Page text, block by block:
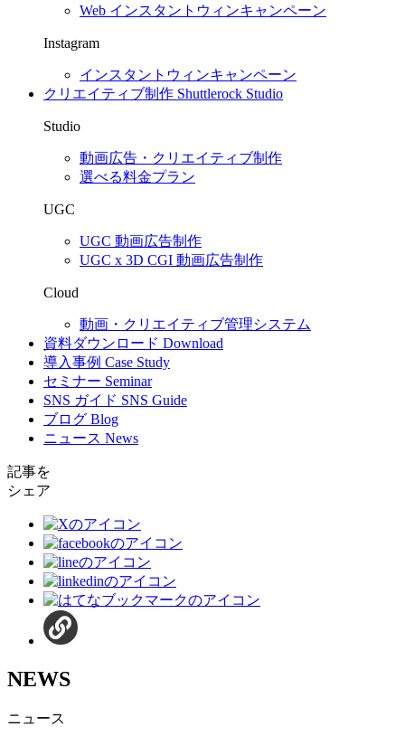
Web インスタントウィンキャンペーン
Instagram
インスタントウィンキャンペーン
クリエイティブ制作 Shuttlerock Studio
Studio
動画広告・クリエイティブ制作
選べる料金プラン
UGC
UGC 動画広告制作
UGC x 3D CGI 動画広告制作
Cloud
動画・クリエイティブ管理システム
資料ダウンロード Download
導入事例 Case Study
セミナー Seminar
SNS ガイド SNS Guide
ブログ Blog
ニュース News
記事を
シェア
NEWS
ニュース